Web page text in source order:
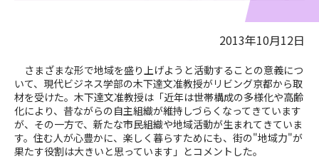
2013年10月12日
さまざまな形で地域を盛り上げようと活動することの意義につ
いて、現代ビジネス学部の木下達文准教授がリビング京都から取
材を受けた。木下達文准教授は「近年は世帯構成の多様化や高齢
化により、昔ながらの自主組織が維持しづらくなってきています
が、その一方で、新たな市民組織や地域活動が生まれてきていま
す。住む人が心豊かに、楽しく暮らすためにも、街の"地域力"が
果たす役割は大きいと思っています」とコメントした。